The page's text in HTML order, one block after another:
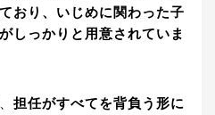
おり、いじめに関わった子
しっかりと用意されていま
担任がすべてを背負う形に